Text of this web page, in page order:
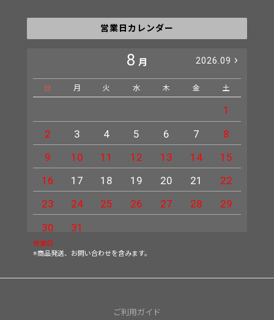
営業日カレンダー
8 月 2026.09
日 月 火 水 木 金 土
1
2
3 4 5 6 7
8
9
10 11 12 13 14
15
16
17 18 19 20 21
22
23
24 25 26 27 28
29
30
31
休業日
※商品発送、お問い合わせを含みます。
ご利用ガイド